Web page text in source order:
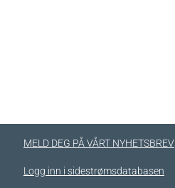
MELD DEG PÅ VÅRT NYHETSBREV
Logg inn i sidestrømsdatabasen